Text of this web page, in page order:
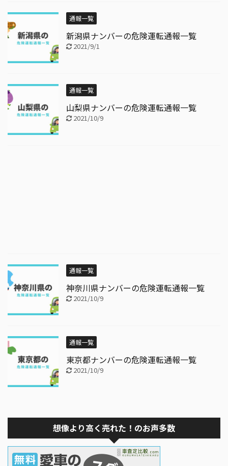
通報一覧
新潟県ナンバーの危険運転通報一覧
2021/9/1
通報一覧
山梨県ナンバーの危険運転通報一覧
2021/10/9
通報一覧
神奈川県ナンバーの危険運転通報一覧
2021/10/9
通報一覧
東京都ナンバーの危険運転通報一覧
2021/10/9
想像より高く売れた！のお声多数